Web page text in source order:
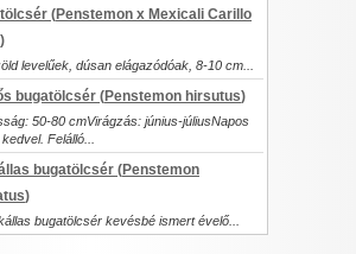
(Penstemon x Mexicali Carillo
)
levelűek, dúsan elágazódóak, 8-10 cm...
bugatölcsér (Penstemon hirsutus)
50-80 cmVirágzás: június-júliusNapos
Felálló...
bugatölcsér (Penstemon
)
bugatölcsér kevésbé ismert évelő...